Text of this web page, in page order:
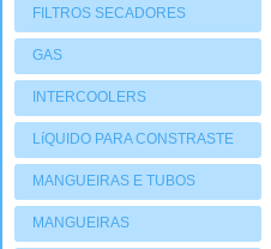
FILTROS SECADORES
GAS
INTERCOOLERS
LíQUIDO PARA CONSTRASTE
MANGUEIRAS E TUBOS
MANGUEIRAS